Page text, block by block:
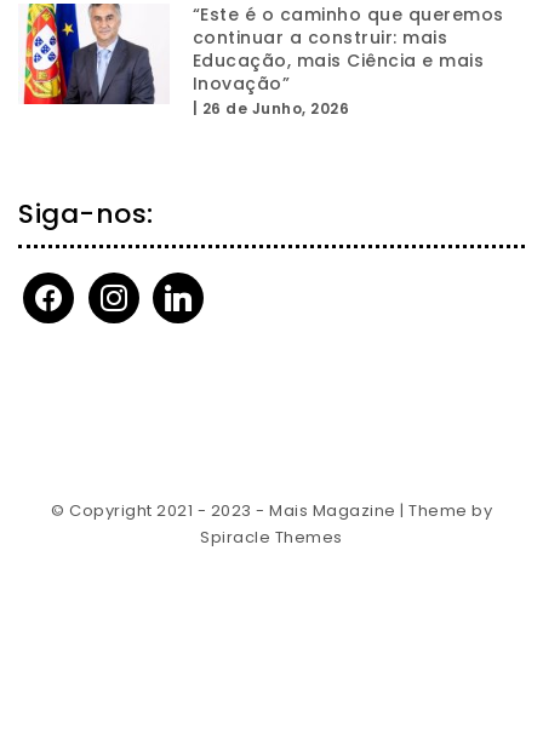
“Este é o caminho que queremos
continuar a construir: mais
Educação, mais Ciência e mais
Inovação”
26 de Junho, 2026
Siga-nos:
facebookinstagramlinkedin
© Copyright 2021 - 2023 - Mais Magazine | Theme by
Spiracle Themes